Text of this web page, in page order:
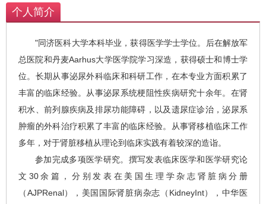
个人简介
"同济医科大学本科毕业，获得医学学士学位。后在解放军
总医院和丹麦Aarhus大学医学院学习深造，获得硕士和博士学
位。长期从事泌尿外科临床和科研工作，在本专业方面积累了
丰富的临床经验。从事泌尿系统梗阻性疾病研究十余年。在肾
积水、前列腺疾病及排尿功能障碍，以及遗尿症诊治，泌尿系
肿瘤的外科治疗积累了丰富的临床经验。从事肾移植临床工作
多年，对于肾脏移植从理论到临床实践有着较深的造诣。
参加完成多项医学研究。撰写发表临床医学和医学研究论
文30余篇，分别发表在美国生理学杂志肾脏病分册
（AJPRenal），美国国际肾脏病杂志（KidneyInt），中华医